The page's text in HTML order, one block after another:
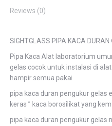
Reviews (0)
SIGHTGLASS PIPA KACA
Pipa Kaca Alat laboratorium
gelas cocok untuk instalasi di
hampir semua pakai
pipa kaca duran pengukur gelas
keras ” kaca borosilikat yang
pipa kaca duran pengukur gelas